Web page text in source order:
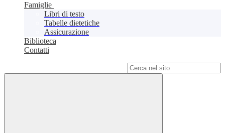
Famiglie
Libri di testo
Tabelle dietetiche
Assicurazione
Biblioteca
Contatti